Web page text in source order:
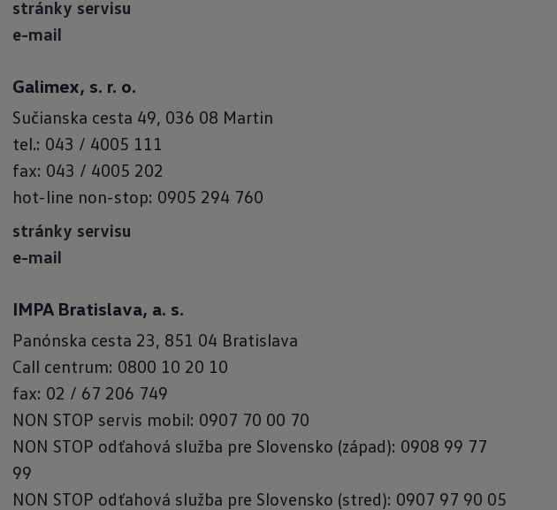
stránky servisu
e-mail
Galimex, s. r. o.
Sučianska cesta 49, 036 08 Martin
tel.: 043 / 4005 111
fax: 043 / 4005 202
hot-line non-stop: 0905 294 760
stránky servisu
e-mail
IMPA Bratislava, a. s.
Panónska cesta 23, 851 04 Bratislava
Call centrum: 0800 10 20 10
fax: 02 / 67 206 749
NON STOP servis mobil: 0907 70 00 70
NON STOP odťahová služba pre Slovensko (západ): 0908 99 77
99
NON STOP odťahová služba pre Slovensko (stred): 0907 97 90 05